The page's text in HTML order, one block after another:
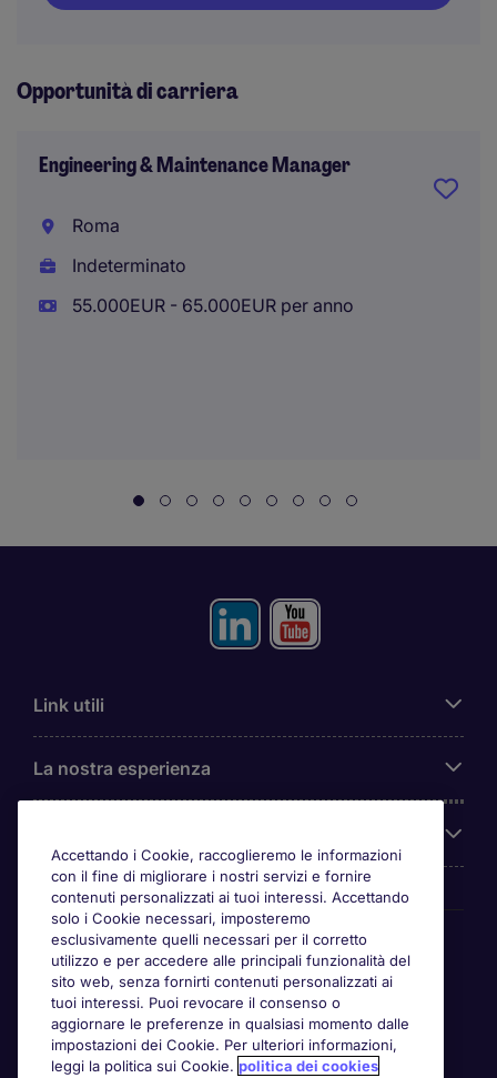
Opportunità di carriera
Engineering & Maintenance Manager
Roma
Indeterminato
55.000EUR - 65.000EUR per anno
Link utili
La nostra esperienza
Awards
Accettando i Cookie, raccoglieremo le informazioni
con il fine di migliorare i nostri servizi e fornire
contenuti personalizzati ai tuoi interessi. Accettando
solo i Cookie necessari, imposteremo
esclusivamente quelli necessari per il corretto
utilizzo e per accedere alle principali funzionalità del
sito web, senza fornirti contenuti personalizzati ai
tuoi interessi. Puoi revocare il consenso o
aggiornare le preferenze in qualsiasi momento dalle
impostazioni dei Cookie. Per ulteriori informazioni,
leggi la politica sui Cookie. politica dei cookies